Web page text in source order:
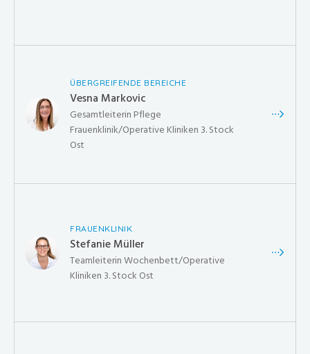
ÜBERGREIFENDE BEREICHE
Vesna Markovic
Gesamtleiterin Pflege
Frauenklinik/Operative Kliniken 3. Stock
Ost
FRAUENKLINIK
Stefanie Müller
Teamleiterin Wochenbett/Operative
Kliniken 3. Stock Ost